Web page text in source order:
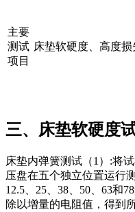
主要
测试
项目
床垫软硬度、高度损
三、床垫软硬度
床垫内弹簧测试（1）:将
压盘在五个独立位置运行
12.5、25、38、50、63和
除以增量的电阻值，得到